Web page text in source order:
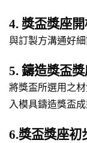
4. 獎盃獎座
與訂製方溝通好
5. 鑄造獎盃
將獎盃所選用之
入模具鑄造獎盃成
6.獎盃獎座初